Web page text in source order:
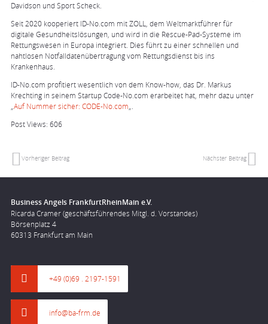
Davidson und Sport Scheck.
Seit 2020 kooperiert ID-No.com mit ZOLL, dem Weltmarktführer für
digitale Gesundheitslösungen, und wird in die Rescue-Pad-Systeme im
Rettungswesen in Europa integriert. Dies führt zu einer schnellen und
nahtlosen Notfalldatenübertragung vom Rettungsdienst bis ins
Krankenhaus.
ID-No.com profitiert wesentlich von dem Know-how, das Dr. Markus
Krechting in seinem Startup Code-No.com erarbeitet hat, mehr dazu unter
Auf Nummer sicher: CODE-No.com
Post Views: 606
Vorheriger Beitrag Nächster Beitrag
Business Angels FrankfurtRheinMain e.V.
Ricarda Cramer (geschäftsführendes Mitgl. d. Vorstandes)
Börsenplatz 4
60313 Frankfurt am Main
+49 (0)69 . 2197-1591
info@ba-frm.de